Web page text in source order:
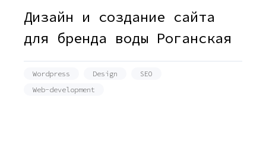
Дизайн и создание сайта
для бренда воды Роганская
Wordpress Design
SEO
Web-development